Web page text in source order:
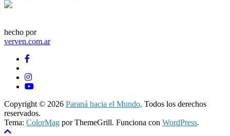
hecho por
verven.com.ar
Copyright © 2026 Paraná hacia el Mundo. Todos los derechos
reservados.
Tema: ColorMag por ThemeGrill. Funciona con WordPress.